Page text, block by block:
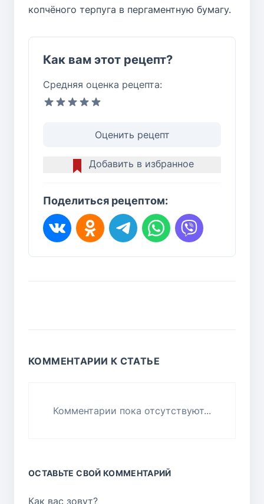
копчёного терпуга в пергаментную бумагу.
Как вам этот рецепт?
Средняя оценка рецепта:
Оценить рецепт
Добавить в избранное
Поделиться рецептом:
КОММЕНТАРИИ К СТАТЬЕ
Комментарии пока отсутствуют...
ОСТАВЬТЕ СВОЙ КОММЕНТАРИЙ
Как вас зовут?